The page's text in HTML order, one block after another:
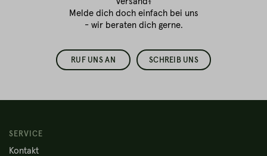
Melde dich doch einfach bei uns
- wir beraten dich gerne.
RUF UNS AN SCHREIB UNS
SERVICE
Kontakt